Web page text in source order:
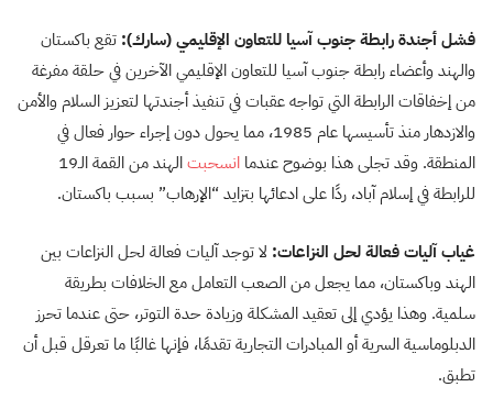
فشل أجندة رابطة جنوب آسيا للتعاون الإقليمي (سارك): تقع باكستان
والهند وأعضاء رابطة جنوب آسيا للتعاون الإقليمي الآخرين في حلقة مفرغة
من إخفاقات الرابطة التي تواجه عقبات في تنفيذ أجندتها لتعزيز السلام والأمن
والازدهار منذ تأسيسها عام 1985، مما يحول دون إجراء حوار فعال في
المنطقة. وقد تجلى هذا بوضوح عندما انسحبت
الهند من القمة الـ19
للرابطة في إسلام آباد، ردًا على ادعائها بتزايد “الإرهاب” بسبب باكستان.
غياب آليات فعالة لحل النزاعات: لا توجد آليات فعالة لحل النزاعات بين
الهند وباكستان، مما يجعل من الصعب التعامل مع الخلافات بطريقة
سلمية. وهذا يؤدي إلى تعقيد المشكلة وزيادة حدة التوتر، حتى عندما تحرز
الدبلوماسية السرية أو المبادرات التجارية تقدمًا، فإنها غالبًا ما تعرقل قبل أن
تطبق.